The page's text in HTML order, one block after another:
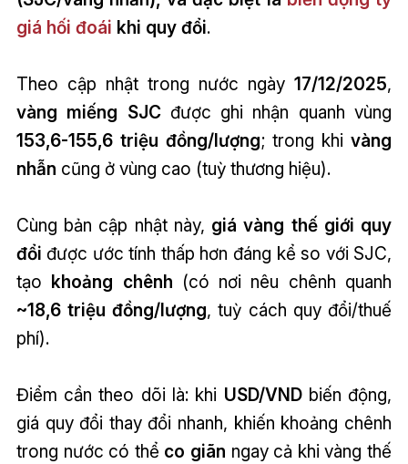
giá hối đoái khi quy đổi.
Theo cập nhật trong nước ngày17/12/2025,
vàng miếng SJCđược ghi nhận quanh vùng
153,6-155,6 triệu đồng/lượng; trong khivàng
nhẫn cũng ở vùng cao (tuỳ thương hiệu).
Cùng bản cập nhật này, giá vàng thế giới quy
đổi được ước tính thấp hơn đáng kể so với SJC,
tạo khoảng chênh (có nơi nêu chênh quanh
~18,6 triệu đồng/lượng, tuỳ cách quy đổi/thuế
phí).
Điểm cần theo dõi là: khi USD/VNDbiến động,
giá quy đổi thay đổi nhanh, khiến khoảng chênh
trong nước có thể co giãn ngay cả khi vàng thế